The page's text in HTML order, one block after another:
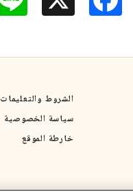
الشروط والتعليمات
سياسة الخصوصية
خارطة الموقع